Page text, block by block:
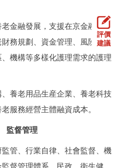
融發展，支援在京金融機構
務規劃、資金管理、風險保障
機構等多樣化護理需求的護理
養老用品生産企業、養老科技
服務經營主體融資成本。
監督管理
、行業自律、社會監督、機
督管理體系。民政、衛生健
評價
建議